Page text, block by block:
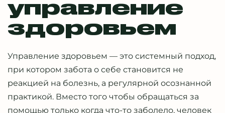
управление
здоровьем
Управление здоровьем — это системный подход,
при котором забота о себе становится не
реакцией на болезнь, а регулярной осознанной
практикой. Вместо того чтобы обращаться за
помощью только когда что-то заболело, человек